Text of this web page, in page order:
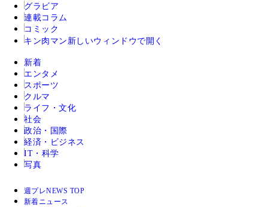
グラビア
連載コラム
コミック
キン肉マン 新しいウィンドウで開く
新着
エンタメ
スポーツ
クルマ
ライフ・文化
社会
政治・国際
経済・ビジネス
IT・科学
写真
週プレNEWS TOP
新着ニュース